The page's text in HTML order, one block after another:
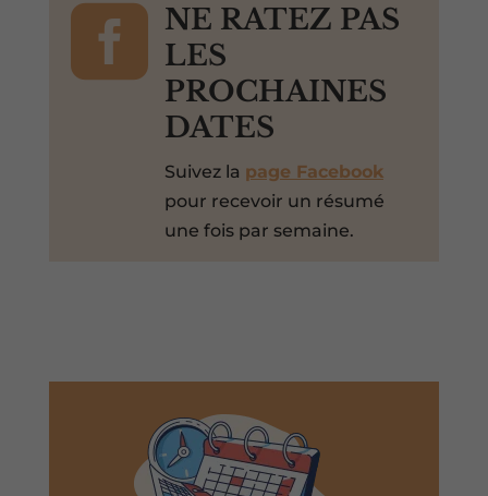

NE RATEZ PAS
LES
PROCHAINES
DATES
Suivez la page Facebook
pour recevoir un résumé
une fois par semaine.